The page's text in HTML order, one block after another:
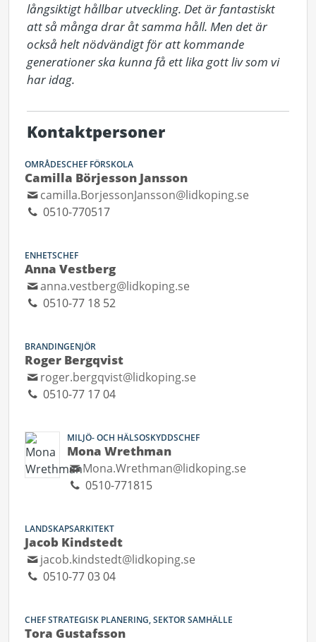
långsiktigt hållbar utveckling. Det är fantastiskt
att så många drar åt samma håll. Men det är
också helt nödvändigt för att kommande
generationer ska kunna få ett lika gott liv som vi
har idag.
Kontaktpersoner
OMRÅDESCHEF FÖRSKOLA
Camilla Börjesson Jansson
camilla.BorjessonJansson@lidkoping.se
0510-770517
ENHETSCHEF
Anna Vestberg
anna.vestberg@lidkoping.se
0510-77 18 52
BRANDINGENJÖR
Roger Bergqvist
roger.bergqvist@lidkoping.se
0510-77 17 04
MILJÖ- OCH HÄLSOSKYDDSCHEF
Mona Wrethman
Mona.Wrethman@lidkoping.se
0510-771815
LANDSKAPSARKITEKT
Jacob Kindstedt
jacob.kindstedt@lidkoping.se
0510-77 03 04
CHEF STRATEGISK PLANERING, SEKTOR SAMHÄLLE
Tora Gustafsson